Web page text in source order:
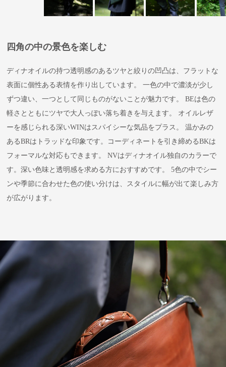
四角の中の景色を楽しむ
ディナオイルの持つ透明感のあるツヤと絞りの凹凸は、フラットな
表面に個性ある表情を作り出しています。 一色の中で濃淡が少し
ずつ違い、一つとして同じものがないことが魅力です。 BEは色の
軽さとともにツヤで大人っぽい落ち着きを与えます。 オイルレザ
ーを感じられる深いWINはスパイシーな気品をプラス。 温かみの
あるBRはトラッドな印象です。コーディネートを引き締めるBKは
フォーマルな対応もできます。 NVはディナオイル独自のカラーで
す。深い色味と透明感を求める方におすすめです。 5色の中でシー
ンや季節に合わせた色の使い分けは、スタイルに幅が出て楽しみ方
が広がります。